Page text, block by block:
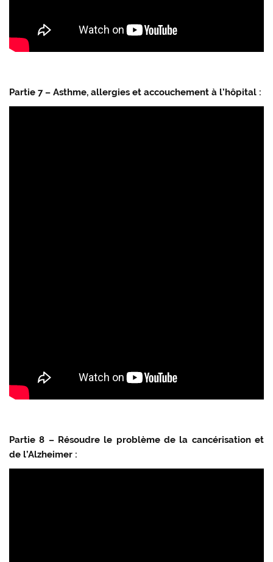
Partie 7 – Asthme, allergies et accouchement à l’hôpital :
Partie 8 – Résoudre le problème de la cancérisation et
de l’Alzheimer :